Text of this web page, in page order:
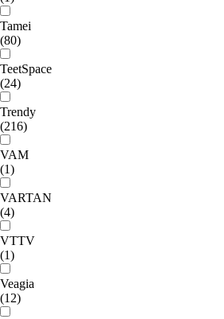
Tamei
(80)
TeetSpace
(24)
Trendy
(216)
VAM
(1)
VARTAN
(4)
VTTV
(1)
Veagia
(12)